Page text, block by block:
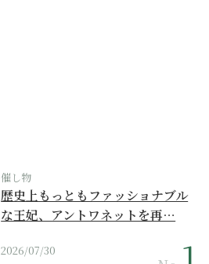
催し物
歴史上もっともファッショナブル
な王妃、アントワネットを再…
2026/07/30